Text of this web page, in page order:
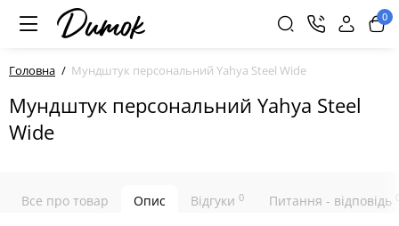
0
Головна Мундштук персональний Yahya Steel Wide
Мундштук персональний Yahya Steel
Wide
Все про товар Опис Відгуки 0 Питання - відповідь